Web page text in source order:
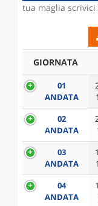
tua maglia
GIORNATA
01
ANDATA
02
ANDATA
03
ANDATA
04
ANDATA